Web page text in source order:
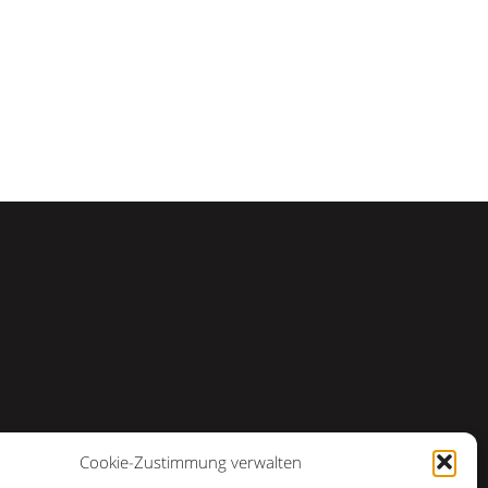
Cookie-Zustimmung verwalten